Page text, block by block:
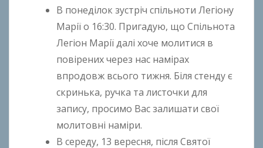
o
n
k
В понеділок зустріч спільноти Легіону
Марії о 16:30. Пригадую, що Спільнота
Легіон Марії далі хоче молитися в
повірених через нас намірах
впродовж всього тижня. Біля стенду є
скринька, ручка та листочки для
запису, просимо Вас залишати свої
молитовні наміри.
В середу, 13 вересня, після Святої